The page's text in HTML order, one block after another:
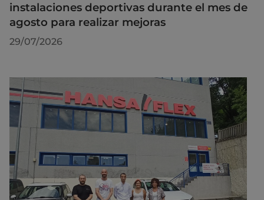
instalaciones deportivas durante el mes de
agosto para realizar mejoras
29/07/2026